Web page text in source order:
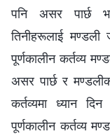
पनि असर पार्छ
तिनीहरूलाई मण्डली
पूर्णकालीन कर्तव्य
असर पार्छ र
कर्तव्यमा ध्यान
पूर्णकालीन कर्तव्य